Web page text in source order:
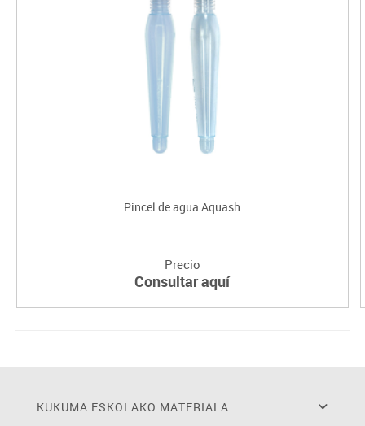
Pincel de agua Aquash
Precio
Consultar aquí
KUKUMA ESKOLAKO MATERIALA